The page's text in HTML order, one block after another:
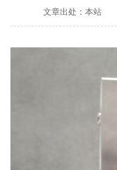
文章出处：本站